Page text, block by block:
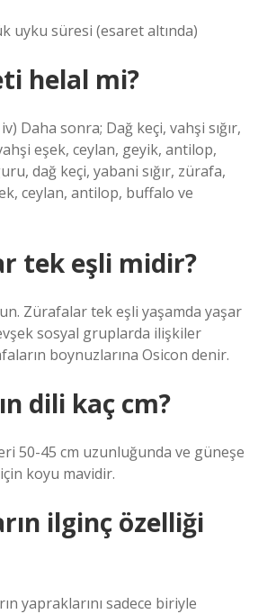
uyku süresi (esaret altında)
helal mi?
Daha sonra; Dağ keçi, vahşi sığır,
eşek, ceylan, geyik, antilop,
dağ keçi, yabani sığır, zürafa,
ceylan, antilop, buffalo ve
tek eşli midir?
Zürafalar tek eşli yaşamda yaşar
sosyal gruplarda ilişkiler
boynuzlarına Osicon denir.
dili kaç cm?
50-45 cm uzunluğunda ve güneşe
koyu mavidir.
ilginç özelliği
yapraklarını sadece biriyle